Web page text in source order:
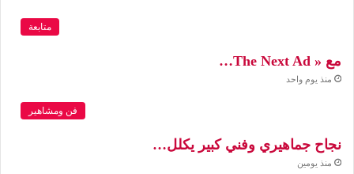
متابعة
مع « The Next Ad…
منذ يوم واحد
فن ومشاهير
نجاح جماهيري وفني كبير يكلل…
منذ يومين